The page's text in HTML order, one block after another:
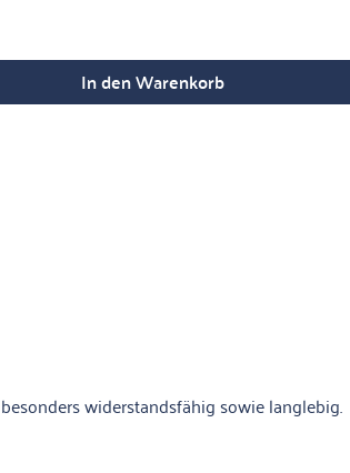
gewünschten Wert ein
In den Warenkorb
widerstandsfähig sowie langlebig.